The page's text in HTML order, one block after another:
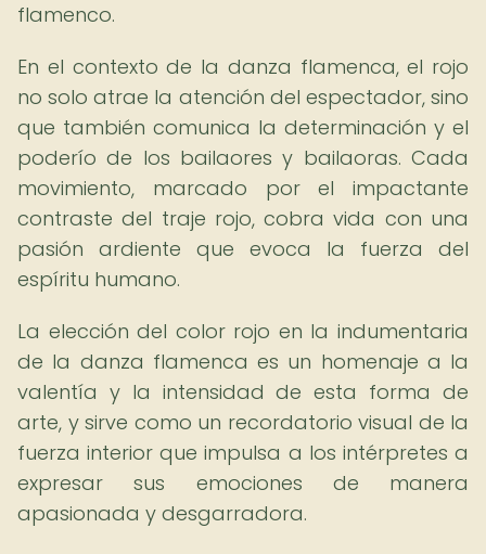
flamenco.
En el contexto de la danza flamenca, el rojo
no solo atrae la atención del espectador, sino
que también comunica la determinación y el
poderío de los bailaores y bailaoras. Cada
movimiento, marcado por el impactante
contraste del traje rojo, cobra vida con una
pasión ardiente que evoca la fuerza del
espíritu humano.
La elección del color rojo en la indumentaria
de la danza flamenca es un homenaje a la
valentía y la intensidad de esta forma de
arte, y sirve como un recordatorio visual de la
fuerza interior que impulsa a los intérpretes a
expresar sus emociones de manera
apasionada y desgarradora.